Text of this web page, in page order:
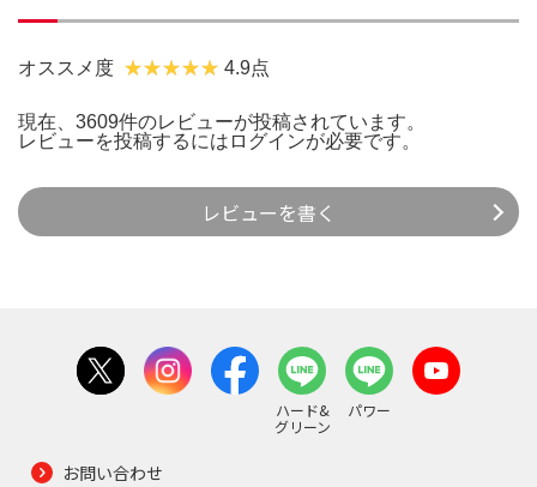
オススメ度 4.9点
現在、3609件のレビューが投稿されています。
レビューを投稿するには ログインが必要です。
レビューを書く
ハード&
グリーン
パワー
お問い合わせ